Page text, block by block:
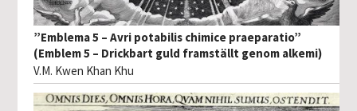
”Emblema 5 – Avri potabilis chimice praeparatio”
(Emblem 5 – Drickbart guld framställt genom alkemi)
V.M. Kwen Khan Khu